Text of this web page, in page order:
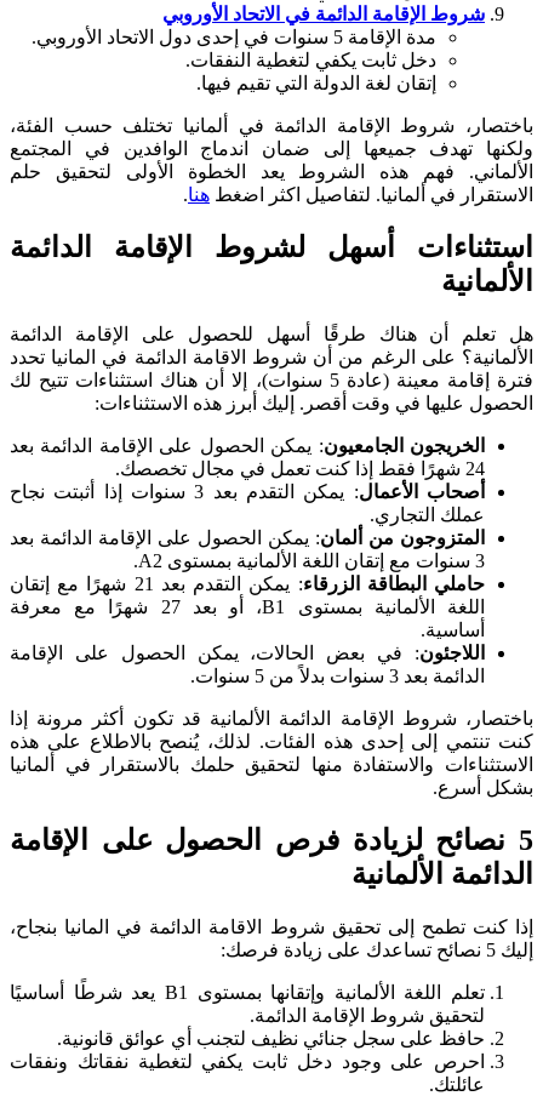
شروط الإقامة الدائمة في الاتحاد الأوروبي
مدة الإقامة 5 سنوات في إحدى دول الاتحاد الأوروبي.
دخل ثابت يكفي لتغطية النفقات.
إتقان لغة الدولة التي تقيم فيها.
باختصار، شروط الإقامة الدائمة في ألمانيا تختلف حسب الفئة،
ولكنها تهدف جميعها إلى ضمان اندماج الوافدين في المجتمع
الألماني. فهم هذه الشروط يعد الخطوة الأولى لتحقيق حلم
الاستقرار في ألمانيا. لتفاصيل اكثر اضغط هنا.
استثناءات أسهل لشروط الإقامة الدائمة
الألمانية
هل تعلم أن هناك طرقًا أسهل للحصول على الإقامة الدائمة
الألمانية؟ على الرغم من أن شروط الاقامة الدائمة في المانيا تحدد
فترة إقامة معينة (عادة 5 سنوات)، إلا أن هناك استثناءات تتيح لك
الحصول عليها في وقت أقصر. إليك أبرز هذه الاستثناءات:
الخريجون الجامعيون: يمكن الحصول على الإقامة الدائمة بعد
24 شهرًا فقط إذا كنت تعمل في مجال تخصصك.
أصحاب الأعمال
: يمكن التقدم بعد 3 سنوات إذا أثبتت نجاح
عملك التجاري.
المتزوجون من ألمان: يمكن الحصول على الإقامة الدائمة بعد
3 سنوات مع إتقان اللغة الألمانية بمستوى A2.
حاملي البطاقة الزرقاء
: يمكن التقدم بعد 21 شهرًا مع إتقان
اللغة الألمانية بمستوى B1، أو بعد 27 شهرًا مع معرفة
أساسية.
اللاجئون: في بعض الحالات، يمكن الحصول على الإقامة
الدائمة بعد 3 سنوات بدلاً من 5 سنوات.
باختصار، شروط الإقامة الدائمة الألمانية قد تكون أكثر مرونة إذا
كنت تنتمي إلى إحدى هذه الفئات. لذلك، يُنصح بالاطلاع على هذه
الاستثناءات والاستفادة منها لتحقيق حلمك بالاستقرار في ألمانيا
بشكل أسرع.
5 نصائح لزيادة فرص الحصول على الإقامة
الدائمة الألمانية
إذا كنت تطمح إلى تحقيق شروط الاقامة الدائمة في المانيا بنجاح،
إليك 5 نصائح تساعدك على زيادة فرصك:
تعلم اللغة الألمانية وإتقانها بمستوى B1 يعد شرطًا أساسيًا
لتحقيق شروط الإقامة الدائمة.
حافظ على سجل جنائي نظيف لتجنب أي عوائق قانونية.
احرص على وجود دخل ثابت يكفي لتغطية نفقاتك ونفقات
عائلتك.